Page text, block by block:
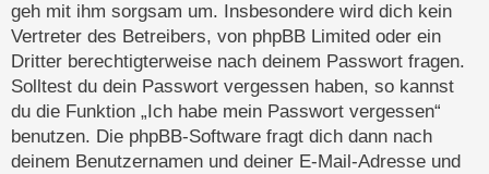
geh mit ihm sorgsam um. Insbesondere wird dich kein
Vertreter des Betreibers, von phpBB Limited oder ein
Dritter berechtigterweise nach deinem Passwort fragen.
Solltest du dein Passwort vergessen haben, so kannst
du die Funktion „Ich habe mein Passwort vergessen“
benutzen. Die phpBB-Software fragt dich dann nach
deinem Benutzernamen und deiner E-Mail-Adresse und